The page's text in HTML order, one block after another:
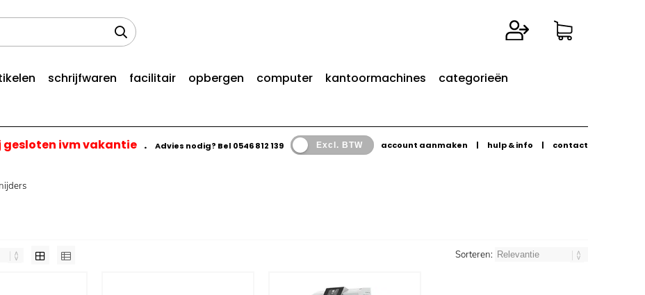
schrijfwaren facilitair opbergen computer kantoormachines
categorieën
gesloten ivm vakantie . Advies nodig? Bel 0546 812 139 Excl. BTW account aanmaken | hulp & info | contact
Sorteren: